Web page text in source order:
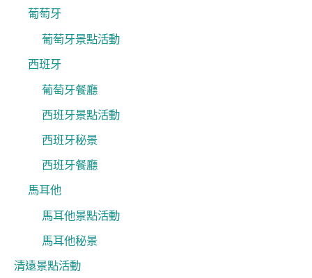
葡萄牙
葡萄牙景點活動
西班牙
葡萄牙餐廳
西班牙景點活動
西班牙秘景
西班牙餐廳
馬耳他
馬耳他景點活動
馬耳他秘景
清遠景點活動